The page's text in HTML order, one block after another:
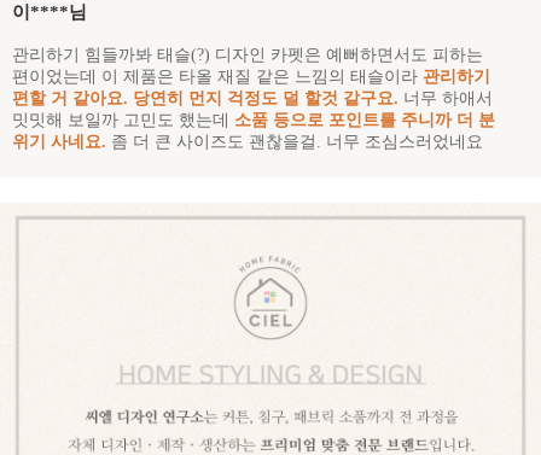
이****님
관리하기 힘들까봐 태슬(?) 디자인 카펫은 예뻐하면서도 피하는
편이었는데 이 제품은 타올 재질 같은 느낌의 태슬이라 관리하기
편할 거 같아요. 당연히 먼지 걱정도 덜 할것 같구요. 너무 하애서
밋밋해 보일까 고민도 했는데 소품 등으로 포인트를 주니까 더 분
위기 사네요. 좀 더 큰 사이즈도 괜찮을걸. 너무 조심스러었네요